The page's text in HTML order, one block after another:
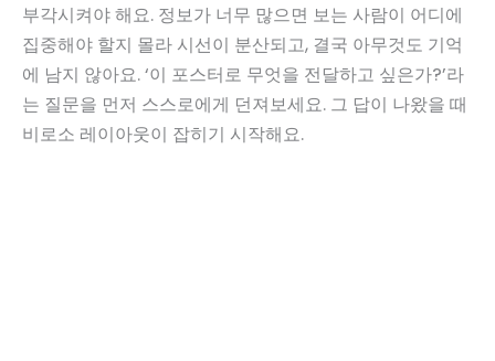
부각시켜야 해요. 정보가 너무 많으면 보는 사람이 어디에
집중해야 할지 몰라 시선이 분산되고, 결국 아무것도 기억
에 남지 않아요. ‘이 포스터로 무엇을 전달하고 싶은가?’라
는 질문을 먼저 스스로에게 던져보세요. 그 답이 나왔을 때
비로소 레이아웃이 잡히기 시작해요.